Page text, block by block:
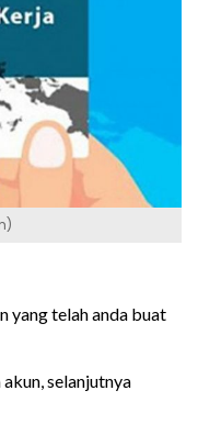
yang telah anda buat
selanjutnya